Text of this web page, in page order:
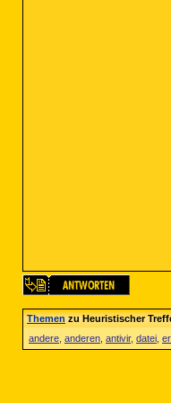
Themenzu Heuristischer
andere anderen antivir, datei